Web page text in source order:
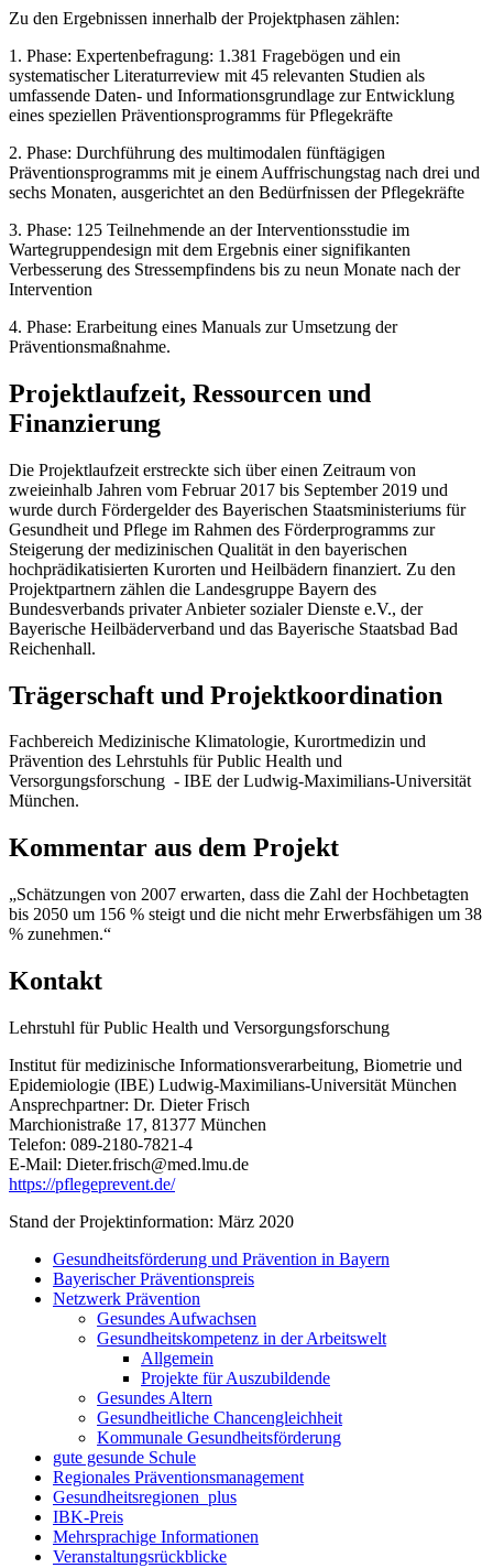
Zu den Ergebnissen innerhalb der Projektphasen zählen:
1. Phase: Expertenbefragung: 1.381 Fragebögen und ein
systematischer Literaturreview mit 45 relevanten Studien als
umfassende Daten- und Informationsgrundlage zur Entwicklung
eines speziellen Präventionsprogramms für Pflegekräfte
2. Phase: Durchführung des multimodalen fünftägigen
Präventionsprogramms mit je einem Auffrischungstag nach drei und
sechs Monaten, ausgerichtet an den Bedürfnissen der Pflegekräfte
3. Phase: 125 Teilnehmende an der Interventionsstudie im
Wartegruppendesign mit dem Ergebnis einer signifikanten
Verbesserung des Stressempfindens bis zu neun Monate nach der
Intervention
4. Phase: Erarbeitung eines Manuals zur Umsetzung der
Präventionsmaßnahme.
Projektlaufzeit, Ressourcen und
Finanzierung
Die Projektlaufzeit erstreckte sich über einen Zeitraum von
zweieinhalb Jahren vom Februar 2017 bis September 2019 und
wurde durch Fördergelder des Bayerischen Staatsministeriums für
Gesundheit und Pflege im Rahmen des Förderprogramms zur
Steigerung der medizinischen Qualität in den bayerischen
hochprädikatisierten Kurorten und Heilbädern finanziert. Zu den
Projektpartnern zählen die Landesgruppe Bayern des
Bundesverbands privater Anbieter sozialer Dienste e.V., der
Bayerische Heilbäderverband und das Bayerische Staatsbad Bad
Reichenhall.
Trägerschaft und Projektkoordination
Fachbereich Medizinische Klimatologie, Kurortmedizin und
Prävention des Lehrstuhls für Public Health und
Versorgungsforschung - IBE der Ludwig-Maximilians-Universität
München.
Kommentar aus dem Projekt
„Schätzungen von 2007 erwarten, dass die Zahl der Hochbetagten
bis 2050 um 156 % steigt und die nicht mehr Erwerbsfähigen um 38
% zunehmen.“
Kontakt
Lehrstuhl für Public Health und Versorgungsforschung
Institut für medizinische Informationsverarbeitung, Biometrie und
Epidemiologie (IBE) Ludwig-Maximilians-Universität München
Ansprechpartner: Dr. Dieter Frisch
Marchionistraße 17, 81377 München
Telefon: 089-2180-7821-4
E-Mail: Dieter.frisch@med.lmu.de
https://pflegeprevent.de/
Stand der Projektinformation: März 2020
Gesundheitsförderung und Prävention in Bayern
Bayerischer Präventionspreis
Netzwerk Prävention
Gesundes Aufwachsen
Gesundheitskompetenz in der Arbeitswelt
Allgemein
Projekte für Auszubildende
Gesundes Altern
Gesundheitliche Chancengleichheit
Kommunale Gesundheitsförderung
gute gesunde Schule
Regionales Präventionsmanagement
Gesundheitsregionen_plus
IBK-Preis
Mehrsprachige Informationen
Veranstaltungs­rückblicke